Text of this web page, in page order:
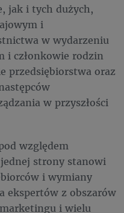
jak i tych dużych,
i
w wydarzeniu
i członkowie rodzin
przedsiębiorstwa oraz
w przyszłości
względem
strony stanowi
i wymiany
ekspertów z obszarów
i wielu